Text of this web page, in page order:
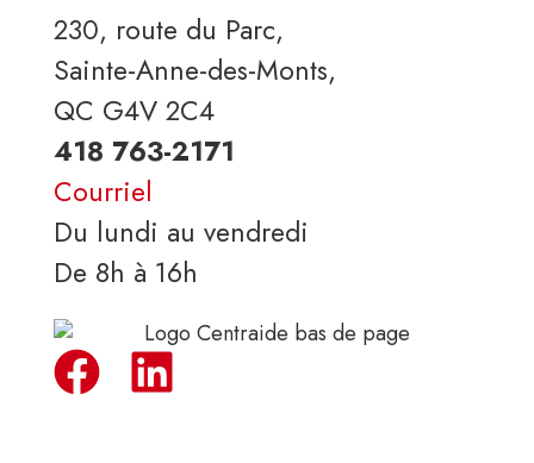
230, route du Parc,
Sainte-Anne-des-Monts,
QC G4V 2C4
418 763-2171
Courriel
Du lundi au vendredi
De 8h à 16h